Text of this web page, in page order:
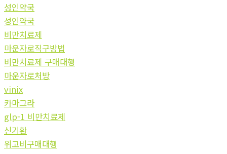
성인약국
성인약국
비만치료제
마운자로직구방법
비만치료제 구매대행
마운자로처방
vinix
카마그라
glp-1 비만치료제
신기환
위고비구매대행